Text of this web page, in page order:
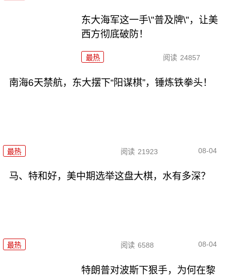
东大海军这一手\"普及牌\"，让美
西方彻底破防！
最热 阅读 24857
南海6天禁航，东大摆下“阳谋棋”，锤炼铁拳头！
最热 阅读 21923 08-04
马、特和好，美中期选举这盘大棋，水有多深？
最热 阅读 6588 08-04
特朗普对波斯下狠手，为何在黎